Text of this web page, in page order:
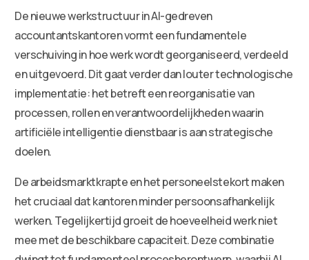
De nieuwe werkstructuur in AI-gedreven
accountantskantoren vormt een fundamentele
verschuiving in hoe werk wordt georganiseerd, verdeeld
en uitgevoerd. Dit gaat verder dan louter technologische
implementatie: het betreft een reorganisatie van
processen, rollen en verantwoordelijkheden waarin
artificiële intelligentie dienstbaar is aan strategische
doelen.
De arbeidsmarktkrapte en het personeelstekort maken
het cruciaal dat kantoren minder persoonsafhankelijk
werken. Tegelijkertijd groeit de hoeveelheid werk niet
mee met de beschikbare capaciteit. Deze combinatie